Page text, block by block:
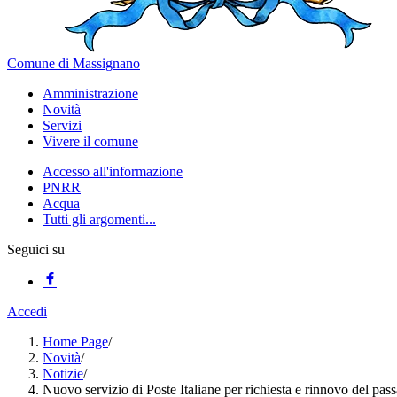
Comune di Massignano
Amministrazione
Novità
Servizi
Vivere il comune
Accesso all'informazione
PNRR
Acqua
Tutti gli argomenti...
Seguici su
Accedi
Home Page/
Novità/
Notizie/
Nuovo servizio di Poste Italiane per richiesta e rinnovo del